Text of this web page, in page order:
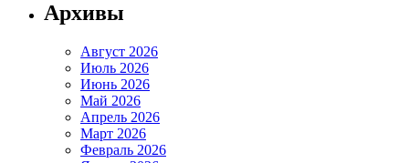
Архивы
Август 2026
Июль 2026
Июнь 2026
Май 2026
Апрель 2026
Март 2026
Февраль 2026